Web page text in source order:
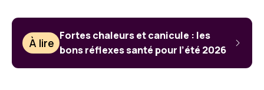
À lire
Fortes chaleurs et canicule : les
bons réflexes santé pour l’été 2026